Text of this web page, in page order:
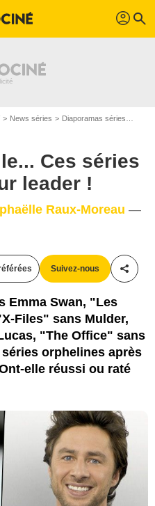
profil search
News séries Diaporamas séries
Ces séries
leader !
Raux-Moreau —
Suivez-nous
Emma Swan, "Les
Files" sans Mulder,
"The Office" sans
orphelines après
elle réussi ou raté